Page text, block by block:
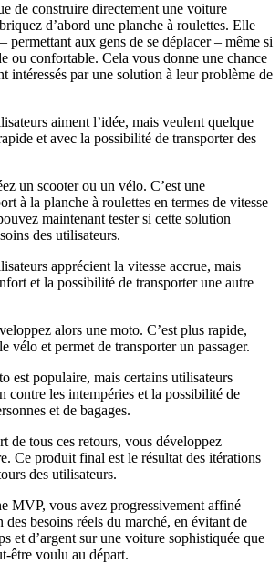
de construire directement une voiture
d’abord une planche à roulettes. Elle
permettant aux gens de se déplacer – même si
ou confortable. Cela vous donne une chance
intéressés par une solution à leur problème de
aiment l’idée, mais veulent quelque
et avec la possibilité de transporter des
un scooter ou un vélo. C’est une
à la planche à roulettes en termes de vitesse
maintenant tester si cette solution
des utilisateurs.
apprécient la vitesse accrue, mais
et la possibilité de transporter une autre
alors une moto. C’est plus rapide,
vélo et permet de transporter un passager.
est populaire, mais certains utilisateurs
contre les intempéries et la possibilité de
et de bagages.
de tous ces retours, vous développez
Ce produit final est le résultat des itérations
des utilisateurs.
MVP, vous avez progressivement affiné
besoins réels du marché, en évitant de
et d’argent sur une voiture sophistiquée que
être voulu au départ.